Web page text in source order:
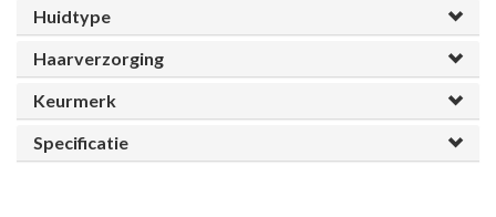
Huidtype
Haarverzorging
Keurmerk
Specificatie